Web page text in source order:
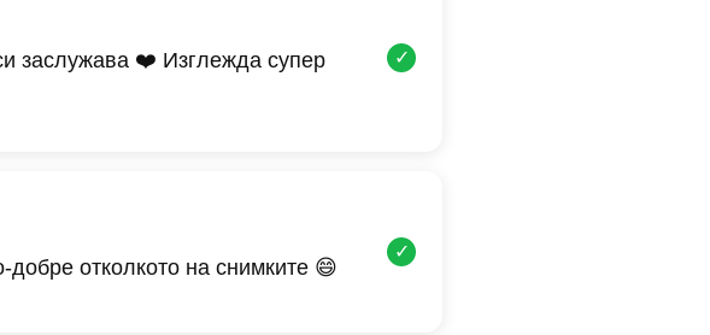
заслужава ❤️ Изглежда супер
✓
отколкото на снимките 😄
✓